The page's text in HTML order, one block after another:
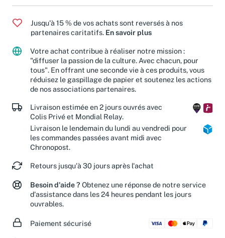
Jusqu'à 15 % de vos achats sont reversés à nos
partenaires caritatifs. En savoir plus
Votre achat contribue à réaliser notre mission :
"diffuser la passion de la culture. Avec chacun, pour
tous". En offrant une seconde vie à ces produits, vous
réduisez le gaspillage de papier et soutenez les actions
de nos associations partenaires.
Livraison estimée en 2 jours ouvrés avec
Colis Privé et Mondial Relay.
Livraison le lendemain du lundi au vendredi pour
les commandes passées avant midi avec
Chronopost.
Retours jusqu'à 30 jours après l'achat
Besoin d'aide ? Obtenez une réponse de notre service
d'assistance dans les 24 heures pendant les jours
ouvrables.
Paiement sécurisé